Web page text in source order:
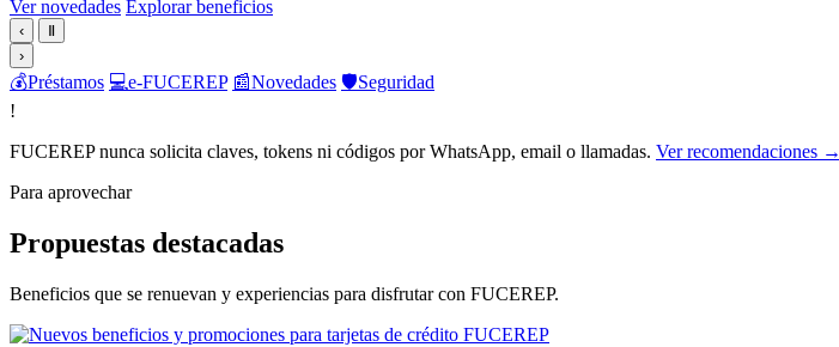
Ver novedades Explorar beneficios
‹
Ⅱ
›
💰Préstamos 💻e-FUCEREP 📰Novedades 🛡️Seguridad
!
FUCEREP nunca solicita claves, tokens ni códigos por WhatsApp, email o llamadas. Ver recomendaciones →
Para aprovechar
Propuestas destacadas
Beneficios que se renuevan y experiencias para disfrutar con FUCEREP.